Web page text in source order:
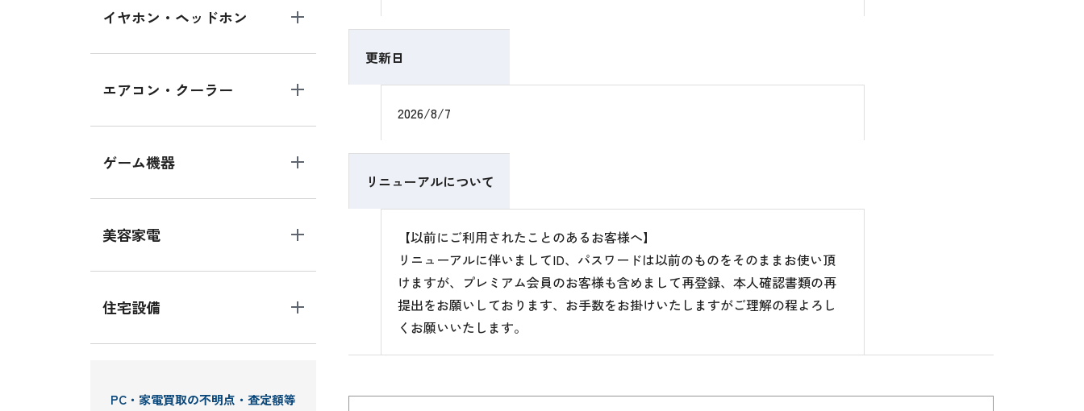
イヤホン・ヘッドホン
エアコン・クーラー
ゲーム機器
美容家電
住宅設備
PC・家電買取の不明点・査定額等
更新日
2026/8/7
リニューアルについて
【以前にご利用されたことのあるお客様へ】
リニューアルに伴いましてID、パスワードは以前のものをそのままお使い頂
けますが、プレミアム会員のお客様も含めまして再登録、本人確認書類の再
提出をお願いしております、お手数をお掛けいたしますがご理解の程よろし
くお願いいたします。